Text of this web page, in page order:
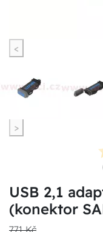
<
>
USB 2,1
(konektor
771 Kč